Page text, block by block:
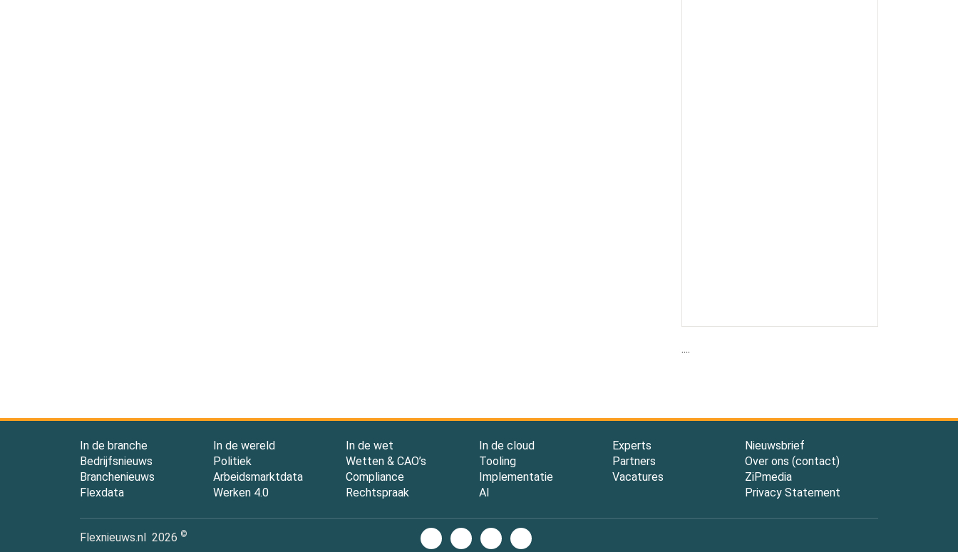
....
In de branche
Bedrijfsnieuws
Branchenieuws
Flexdata
In de wereld
Politiek
Arbeidsmarktdata
Werken 4.0
In de wet
Wetten & CAO’s
Compliance
Rechtspraak
In de cloud
Tooling
Implementatie
AI
Experts
Partners
Vacatures
Nieuwsbrief
Over ons (contact)
ZiPmedia
Privacy Statement
Flexnieuws.nl 2026 ©